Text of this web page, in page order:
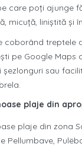
care poți ajunge
micuță, liniștită și
coborând treptele
pe Google Maps
șezlonguri sau
plaje din
plaje din zona
Pellumbave,